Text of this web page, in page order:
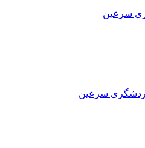
سرعین
سرعین